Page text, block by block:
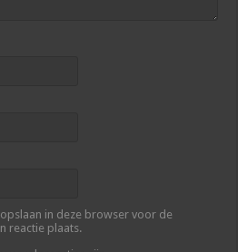
in deze browser voor de
reactie plaats.